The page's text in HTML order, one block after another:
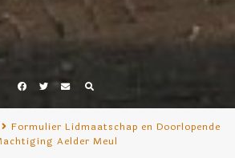
Facebook
TwitterE-
Formulier Lidmaatschap en Doorlopende
Aelder Meul